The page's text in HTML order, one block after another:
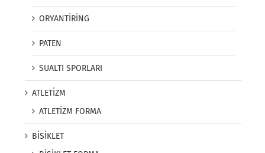
ORYANTİRİNG
PATEN
SUALTI SPORLARI
ATLETİZM
ATLETİZM FORMA
BİSİKLET